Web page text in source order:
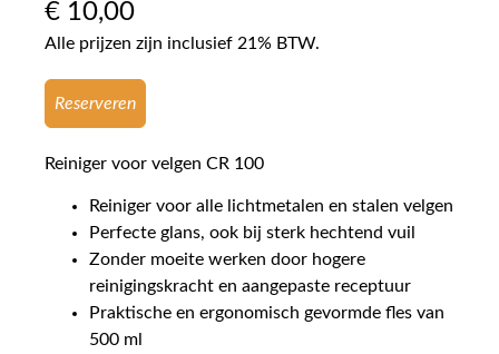
€ 10,00
Alle prijzen zijn inclusief 21% BTW.
Reserveren
Reiniger voor velgen CR 100
Reiniger voor alle lichtmetalen en stalen velgen
Perfecte glans, ook bij sterk hechtend vuil
Zonder moeite werken door hogere
reinigingskracht en aangepaste receptuur
Praktische en ergonomisch gevormde fles van
500 ml